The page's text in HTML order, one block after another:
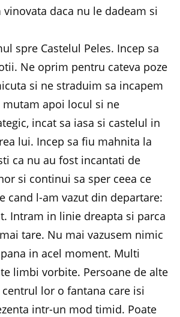
daca nu le dadeam si
spre Castelul Peles. Incep sa
Ne oprim pentru cateva poze
si ne straduim sa incapem
apoi locul si ne
incat sa iasa si castelul in
lui. Incep sa fiu mahnita la
ca nu au fost incantati de
si continui sa sper ceea ce
cand l-am vazut din departare:
Intram in linie dreapta si parca
tare. Nu mai vazusem nimic
in acel moment. Multi
limbi vorbite. Persoane de alte
lor o fantana care isi
intr-un mod timid. Poate